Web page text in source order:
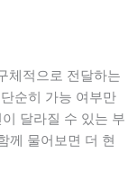
체적으로 전달하는
순히 가능 여부만
달라질 수 있는 부
께 물어보면 더 현